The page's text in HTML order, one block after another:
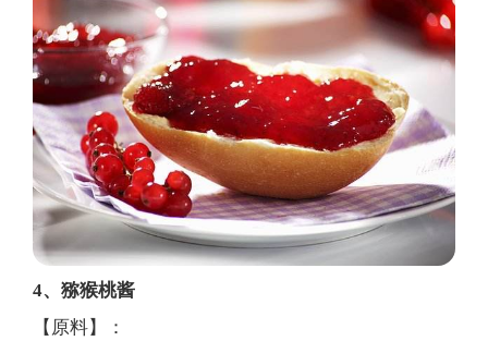
4、猕猴桃酱
【原料】：